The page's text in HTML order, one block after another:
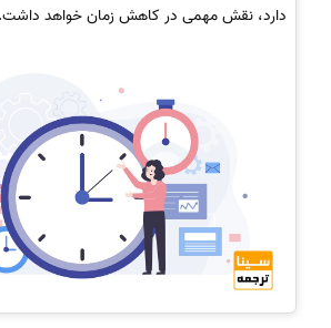
دارد، نقش مهمی در کاهش زمان خواهد داشت.